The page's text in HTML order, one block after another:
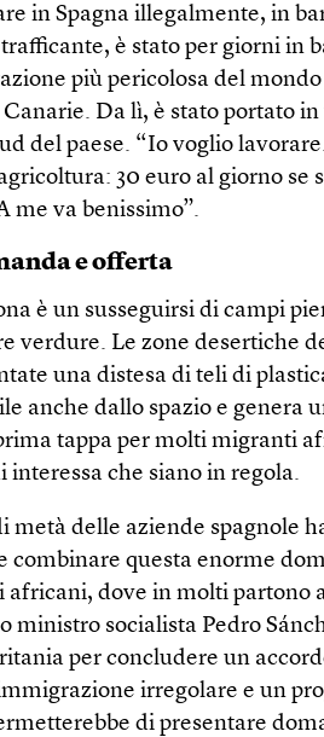
in Spagna illegalmente, in
è stato per giorni in
più pericolosa del
Canarie. Da lì, è stato portato
del paese. “Io voglio
30 euro al giorno se
me va benissimo”.
e offerta
è un susseguirsi di campi
verdure. Le zone desertiche
una distesa di teli di
anche dallo spazio e genera
tappa per molti migranti
interessa che siano in regola.
metà delle aziende spagnole
combinare questa enorme
africani, dove in molti partono
ministro socialista Pedro
per concludere un
irregolare e un
di presentare